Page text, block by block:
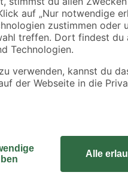
den matt-nickelfarbenen
zu einem Blickfang in deinem
Hintergrundbeleuchtungseffekts
und sorgt für eine optimale
22 W und einer Lichtleistung
warmweiße Lichtfarbe. Die
Platine liegt bei 25000 h. Durch